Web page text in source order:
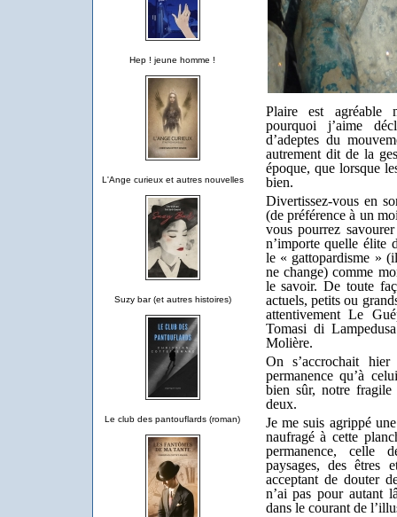
Hep ! jeune homme !
L'Ange curieux et autres nouvelles
Suzy bar (et autres histoires)
Le club des pantouflards (roman)
Plaire est agréable
pourquoi j’aime
d’adeptes du
autrement dit de la
époque, que lorsque
bien.
Divertissez-vous en
(de préférence à un
vous pourrez
n’importe quelle élite
le « gattopardisme »
ne change) comme
le savoir. De toute
actuels, petits ou
attentivement Le
Tomasi di
Molière.
On s’accrochait
permanence qu’à
bien sûr, notre
deux.
Je me suis agrippé
naufragé à cette
permanence, celle
paysages, des êtres
acceptant de douter
n’ai pas pour autant
dans le courant de